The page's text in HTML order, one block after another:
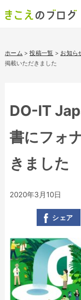
ホーム >投稿一覧 > お知ら
掲載いただきました
DO-IT
書にフォ
きました
2020年3月10日
シェア